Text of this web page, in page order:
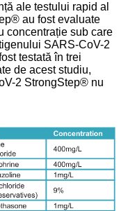
ale testului rapid al
au fost evaluate
concentrație sub care
SARS-CoV-2
testată în trei
de acest studiu,
2 StrongStep® nu